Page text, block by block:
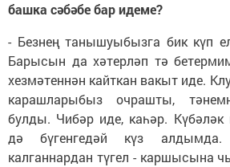
башка сәбәбе бар идеме?
- Безнең танышуыбызга бик күп
Барысын да хәтерләп тә
хезмәтеннән кайткан вакыт иде.
карашларыбыз очрашты,
булды. Чибәр иде, каһәр. Күбәләк
дә бүгенгедәй күз
калганнардан түгел - каршысына